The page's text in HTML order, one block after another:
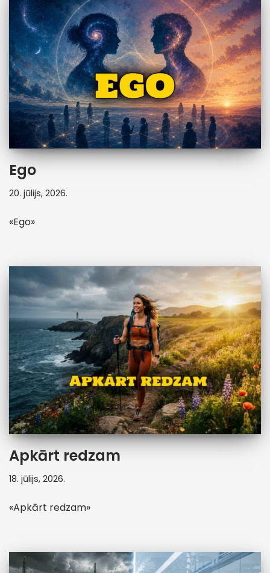
Ego
20. jūlijs, 2026.
«Ego»
Apkārt redzam
18. jūlijs, 2026.
«Apkārt redzam»